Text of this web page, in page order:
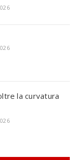
la curvatura